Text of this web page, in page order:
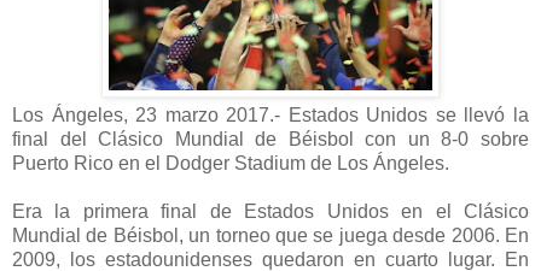
Los Ángeles, 23 marzo 2017.- Estados Unidos se llevó la
final del Clásico Mundial de Béisbol con un 8-0 sobre
Puerto Rico en el Dodger Stadium de Los Ángeles.
Era la primera final de Estados Unidos en el Clásico
Mundial de Béisbol, un torneo que se juega desde 2006. En
2009, los estadounidenses quedaron en cuarto lugar. En